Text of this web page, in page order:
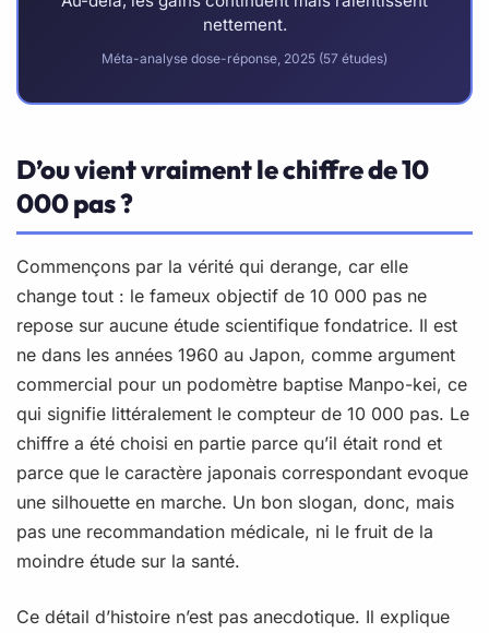
nettement.
Méta-analyse dose-réponse, 2025 (57 études)
D’ou vient vraiment le chiffre de 10
000 pas ?
Commençons par la vérité qui derange, car elle
change tout : le fameux objectif de 10 000 pas ne
repose sur aucune étude scientifique fondatrice. Il est
ne dans les années 1960 au Japon, comme argument
commercial pour un podomètre baptise Manpo-kei, ce
qui signifie littéralement le compteur de 10 000 pas. Le
chiffre a été choisi en partie parce qu’il était rond et
parce que le caractère japonais correspondant evoque
une silhouette en marche. Un bon slogan, donc, mais
pas une recommandation médicale, ni le fruit de la
moindre étude sur la santé.
Ce détail d’histoire n’est pas anecdotique. Il explique